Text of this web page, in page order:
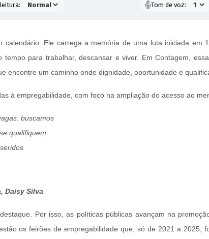
Tom de voz:
Ele carrega a memória de uma luta iniciada em
para trabalhar, descansar e viver. Em Contagem,
encontre um caminho onde dignidade, oportunidade e
à empregabilidade, com foco na ampliação do acesso ao
buscamos
qualifiquem,
Daisy Silva
Por isso, as políticas públicas avançam na
os feirões de empregabilidade que, só de 2021 a 2025,